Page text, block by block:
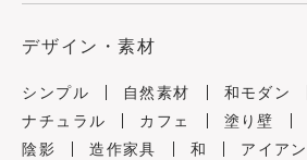
デザイン・素材
シンプル 自然素材 和モダン
ナチュラル
カフェ 塗り壁
陰影
造作家具 和 アイアン